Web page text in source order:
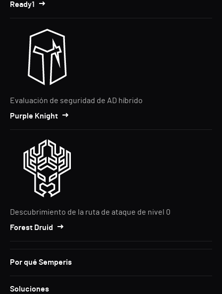
Ready1
Evaluación de seguridad de AD híbrido
Purple Knight
Descubrimiento de la ruta de ataque de nivel 0
Forest Druid
Por qué Semperis
Soluciones